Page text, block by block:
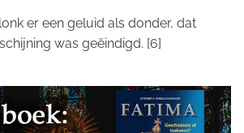
er een geluid als donder, dat
was geëindigd. [6]